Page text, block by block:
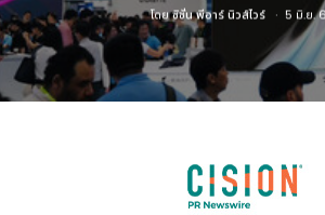
โดยซิชั่น พีอาร์ นิวส์ไวร์ 5 มิ.ย.